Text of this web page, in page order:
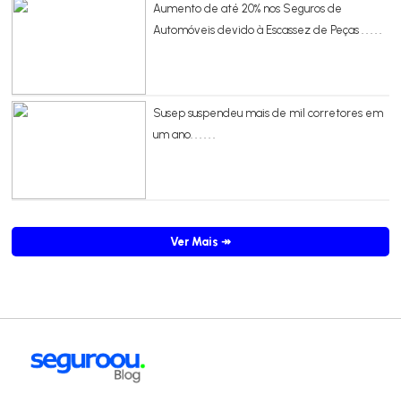
Aumento de até 20% nos Seguros de
Automóveis devido à Escassez de Peças . . . . .
Susep suspendeu mais de mil corretores em
um ano. . . . . .
Ver Mais ↠